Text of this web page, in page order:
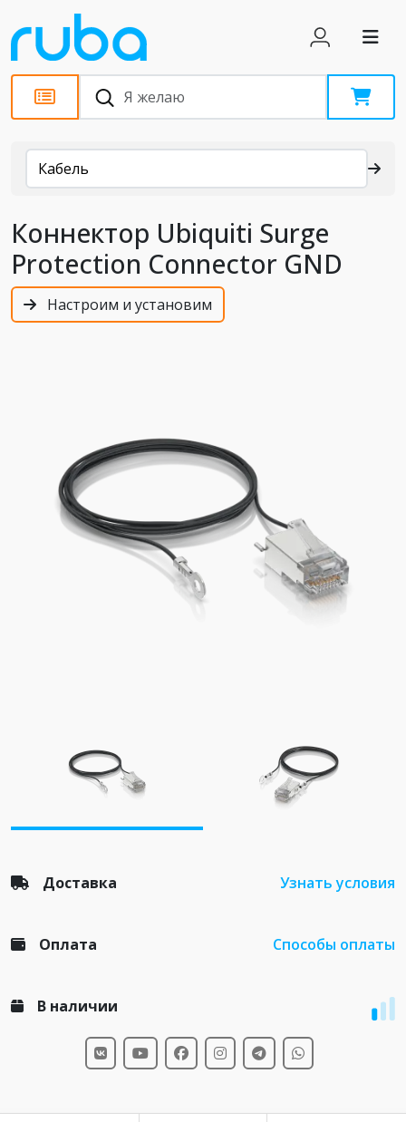
Каталог
Кабель
Коннектор Ubiquiti Surge
Protection Connector GND
Настроим и установим
Доставка Узнать условия
Оплата Способы оплаты
В наличии